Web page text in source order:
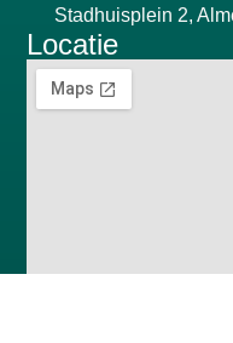
Stadhuisplein 2,
Locatie